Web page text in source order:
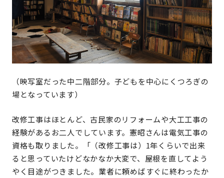
（映写室だった中二階部分。子どもを中心にくつろぎの
場となっています）
改修工事はほとんど、古民家のリフォームや大工工事の
経験があるお二人でしています。憲昭さんは電気工事の
資格も取りました。「（改修工事は）1年くらいで出来
ると思っていたけどなかなか大変で、屋根を直してよう
やく目途がつきました。業者に頼めばすぐに終わったか